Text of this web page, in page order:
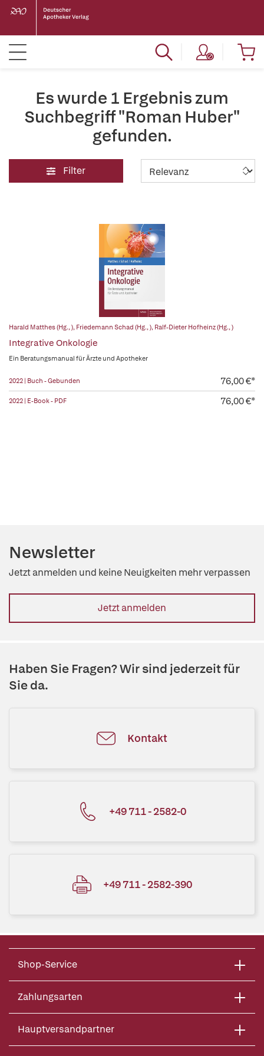
Es wurde 1 Ergebnis zum
Suchbegriff "Roman Huber"
gefunden.
Filter
Harald Matthes (Hg., ), Friedemann Schad (Hg., ), Ralf-Dieter Hofheinz (Hg., )
Integrative Onkologie
Ein Beratungsmanual für Ärzte und Apotheker
2022 | Buch - Gebunden 76,00 €*
2022 | E-Book - PDF 76,00 €*
Newsletter
Jetzt anmelden und keine Neuigkeiten mehr verpassen
Jetzt anmelden
Haben Sie Fragen? Wir sind jederzeit für
Sie da.
Kontakt
+49 711 - 2582-0
+49 711 - 2582-390
Shop-Service
Zahlungsarten
Hauptversandpartner